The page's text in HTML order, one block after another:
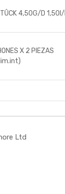
4,50G/D 1,50I/
X 2 PIEZAS
Ltd